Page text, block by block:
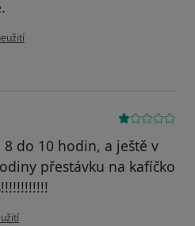
uživatele Marie
do 10 hodin, a ještě v
přestávku na kafíčko
ryba